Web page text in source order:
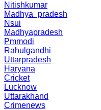
Nitishkumar
Madhya_pradesh
Nsui
Madhyapradesh
Pmmodi
Rahulgandhi
Uttarpradesh
Haryana
Cricket
Lucknow
Uttarakhand
Crimenews